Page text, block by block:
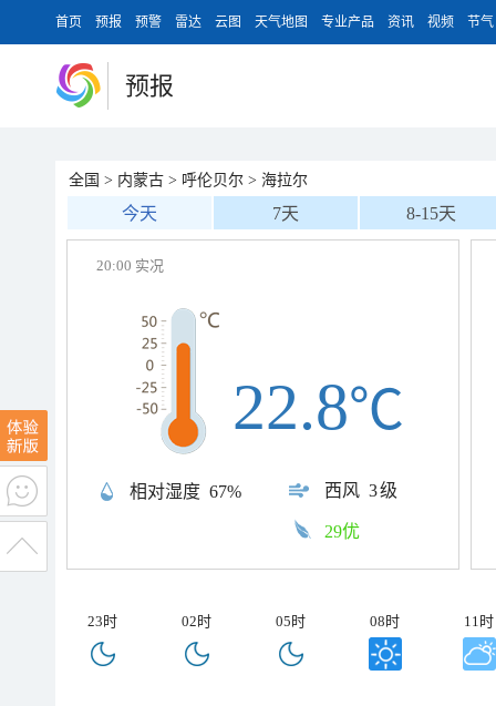
首页 预报 预警 雷达 云图 天气地图 专业产品 资讯 视频 节气
预报
全国 > 内蒙古 > 呼伦贝尔 > 海拉尔
今天 7天 8-15天
20:00 实况
相对湿度 67% 西风 3级
22.8℃
29优
23时 02时 05时 08时 11时